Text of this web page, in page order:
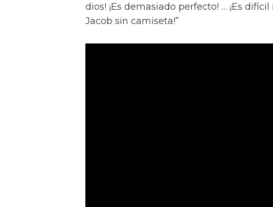
dios! ¡Es demasiado perfecto! … ¡Es
Jacob sin camiseta!”